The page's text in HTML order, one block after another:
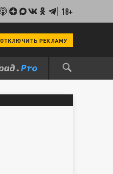
18+
ОТКЛЮЧИТЬ РЕКЛАМУ